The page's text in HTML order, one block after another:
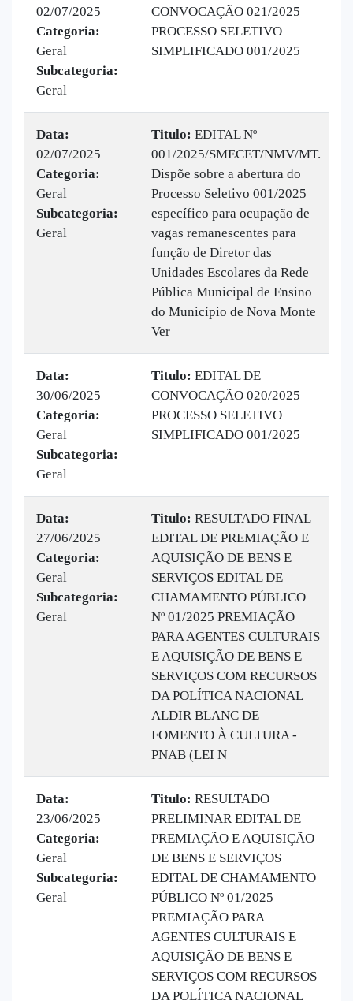
02/07/2025
Categoria:
Geral
Subcategoria:
Geral
CONVOCAÇÃO 021/2025
PROCESSO SELETIVO
SIMPLIFICADO 001/2025
Data:
02/07/2025
Categoria:
Geral
Subcategoria:
Geral
Titulo: EDITAL Nº
001/2025/SMECET/NMV/MT.
Dispõe sobre a abertura do
Processo Seletivo 001/2025
específico para ocupação de
vagas remanescentes para
função de Diretor das
Unidades Escolares da Rede
Pública Municipal de Ensino
do Município de Nova Monte
Ver
Data:
30/06/2025
Categoria:
Geral
Subcategoria:
Geral
Titulo: EDITAL DE
CONVOCAÇÃO 020/2025
PROCESSO SELETIVO
SIMPLIFICADO 001/2025
Data:
27/06/2025
Categoria:
Geral
Subcategoria:
Geral
Titulo: RESULTADO FINAL
EDITAL DE PREMIAÇÃO E
AQUISIÇÃO DE BENS E
SERVIÇOS EDITAL DE
CHAMAMENTO PÚBLICO
Nº 01/2025 PREMIAÇÃO
PARA AGENTES CULTURAIS
E AQUISIÇÃO DE BENS E
SERVIÇOS COM RECURSOS
DA POLÍTICA NACIONAL
ALDIR BLANC DE
FOMENTO À CULTURA -
PNAB (LEI N
Data:
23/06/2025
Categoria:
Geral
Subcategoria:
Geral
Titulo: RESULTADO
PRELIMINAR EDITAL DE
PREMIAÇÃO E AQUISIÇÃO
DE BENS E SERVIÇOS
EDITAL DE CHAMAMENTO
PÚBLICO Nº 01/2025
PREMIAÇÃO PARA
AGENTES CULTURAIS E
AQUISIÇÃO DE BENS E
SERVIÇOS COM RECURSOS
DA POLÍTICA NACIONAL